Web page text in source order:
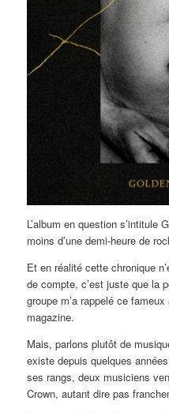
L’album en question s’intitule
moins d’une demi-heure de
Et en réalité cette chronique
de compte, c’est juste que la
groupe m’a rappelé ce
magazine.
Mais, parlons plutôt de
existe depuis quelques
ses rangs, deux musiciens
Crown, autant dire pas